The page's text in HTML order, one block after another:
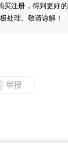
注册，得到更好
处理。敬请谅解！